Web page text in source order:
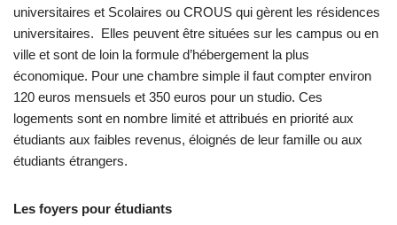
universitaires et Scolaires ou CROUS qui gèrent les résidences
universitaires. Elles peuvent être situées sur les campus ou en
ville et sont de loin la formule d’hébergement la plus
économique. Pour une chambre simple il faut compter environ
120 euros mensuels et 350 euros pour un studio. Ces
logements sont en nombre limité et attribués en priorité aux
étudiants aux faibles revenus, éloignés de leur famille ou aux
étudiants étrangers.
Les foyers pour étudiants